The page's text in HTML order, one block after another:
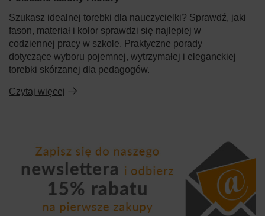
Szukasz idealnej torebki dla nauczycielki? Sprawdź, jaki
fason, materiał i kolor sprawdzi się najlepiej w
codziennej pracy w szkole. Praktyczne porady
dotyczące wyboru pojemnej, wytrzymałej i eleganckiej
torebki skórzanej dla pedagogów.
Czytaj więcej